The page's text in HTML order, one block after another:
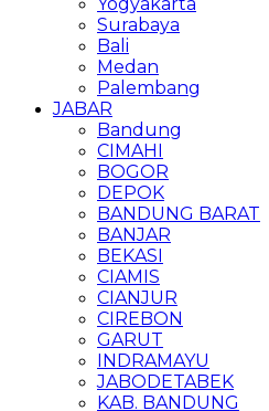
Surabaya
Bali
Medan
Palembang
JABAR
Bandung
CIMAHI
BOGOR
DEPOK
BANDUNG BARAT
BANJAR
BEKASI
CIAMIS
CIANJUR
CIREBON
GARUT
INDRAMAYU
JABODETABEK
KAB. BANDUNG